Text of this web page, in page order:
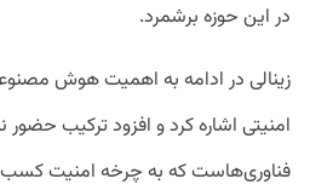
در این حوزه برشمرد.
زینالی در ادامه به اهمیت هوش
امنیتی اشاره کرد و افزود ترکیب حضور
فناوری‌هاست که به چرخه امنیت کسب